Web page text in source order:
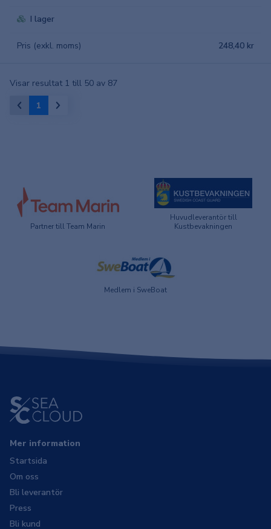
I lager
Pris (exkl. moms) 248,40 kr
Visar resultat 1 till 50 av 87
1
Partner till Team Marin
Huvudleverantör till
Kustbevakningen
Medlem i SweBoat
Mer information
Startsida
Om oss
Bli leverantör
Press
Bli kund